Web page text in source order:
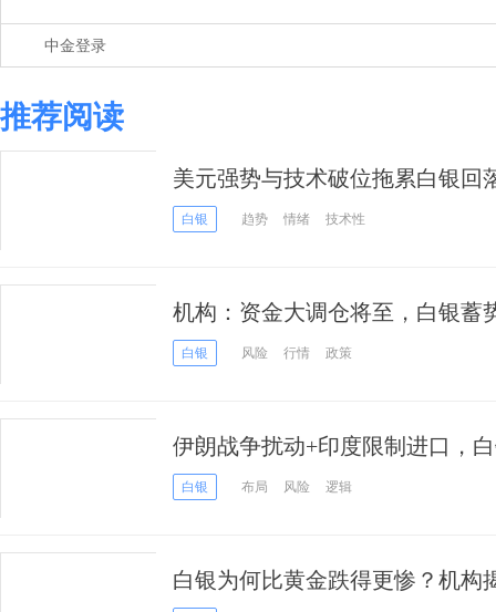
中金登录
推荐阅读
美元强势与技术破位拖累白银回
空头压力加剧
白银 趋势 情绪 技术性
机构：资金大调仓将至，白银蓄
白银 风险 行情 政策
伊朗战争扰动+印度限制进口，
白银 布局 风险 逻辑
白银为何比黄金跌得更惨？机构